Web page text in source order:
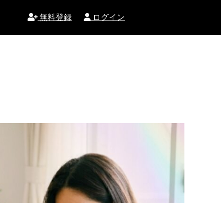
無料登録 ログイン